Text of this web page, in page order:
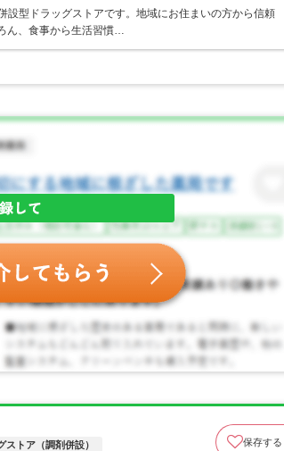
型ドラッグストアです。地域にお住まいの方から信頼
ん、食事から生活習慣…
ストア（調剤併設） 保存する